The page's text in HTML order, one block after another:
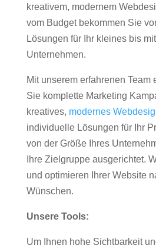
kreativem, modernem
vom Budget bekommen Sie
Lösungen für Ihr kleines bis
Unternehmen.
Mit unserem erfahrenen Team
Sie komplette Marketing
kreatives, modernes
individuelle Lösungen für Ihr
von der Größe Ihres
Ihre Zielgruppe ausgerichtet.
und optimieren Ihrer Website
Wünschen.
Unsere Tools:
Um Ihnen hohe Sichtbarkeit